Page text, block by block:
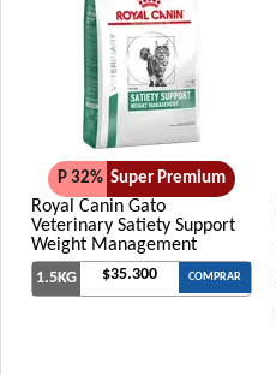
P 32% Super Premium
Royal Canin Gato
Veterinary Satiety Support
Weight Management
1.5KG $35.300 COMPRAR